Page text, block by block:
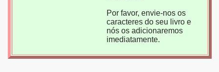
Por favor, envie-nos os
caracteres do seu livro e
nós os adicionaremos
imediatamente.